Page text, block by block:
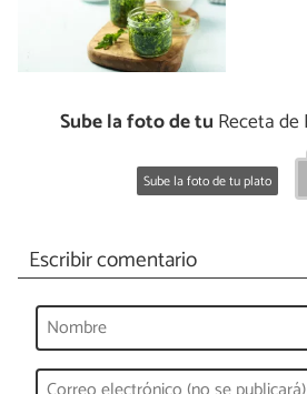
Sube la foto de tu Receta
Sube la foto de tu plato
Escribir comentario